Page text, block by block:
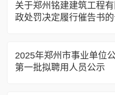
关于郑州铭建建筑工程
政处罚决定履行催告书
2025年郑州市事业单位
第一批拟聘用人员公示